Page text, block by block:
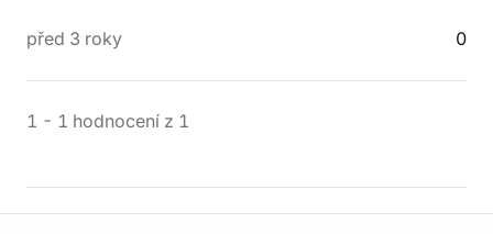
před 3 roky 0
1 - 1 hodnocení z 1